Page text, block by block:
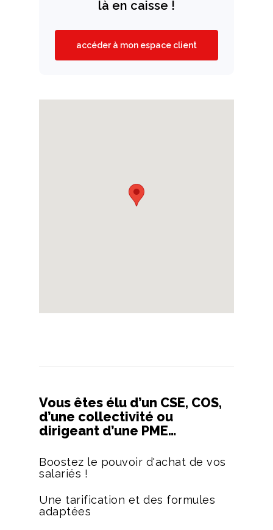
là en caisse !
accéder à mon espace client
Vous êtes élu d’un CSE, COS,
d’une collectivité ou
dirigeant d’une PME…
Boostez le pouvoir d'achat de vos
salariés !
Une tarification et des formules
adaptées